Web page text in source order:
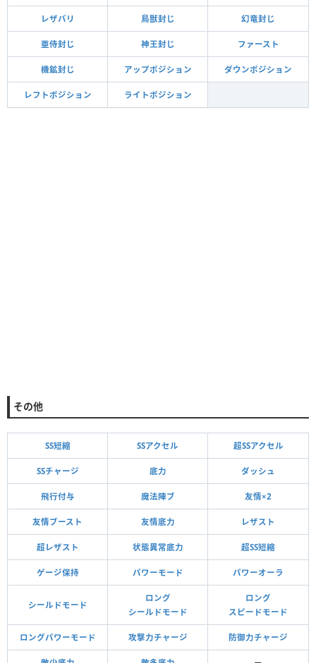
レザバリ 鳥獣封じ 幻竜封じ
亜侍封じ 神王封じ ファースト
機鉱封じ アップポジション ダウンポジション
レフトポジション ライトポジション
その他
SS短縮 SSアクセル 超SSアクセル
SSチャージ 底力 ダッシュ
飛行付与 魔法陣ブ 友情×2
友情ブースト 友情底力 レザスト
超レザスト 状態異常底力 超SS短縮
ゲージ保持 パワーモード パワーオーラ
シールドモード
ロング
シールドモード
ロング
スピードモード
ロングパワーモード 攻撃力チャージ 防御力チャージ